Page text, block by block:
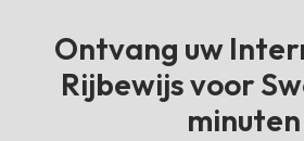
Ontvang uw
Rijbewijs voor
minuten